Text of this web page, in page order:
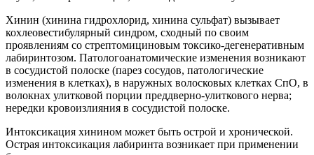
Хинин (хинина гидрохлорид, хинина сульфат) вызывает
кохлеовестибулярный синдром, сходный по своим
проявлениям со стрептомициновым токсико-дегенеративным
лабиринтозом. Патологоанатомические изменения возникают
в сосудистой полоске (парез сосудов, патологические
изменения в клетках), в наружных волосковых клетках СпО, в
волокнах улитковой порции преддверно-улиткового нерва;
нередки кровоизлияния в сосудистой полоске.
Интоксикация хинином может быть острой и хронической.
Острая интоксикация лабиринта возникает при применении